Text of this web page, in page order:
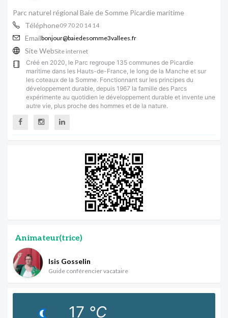
Parc naturel régional Baie de Somme Picardie maritime
Téléphone09 70 20 14 14
Emailbonjour@baiedesomme3vallees.fr
Site WebSite internet
Créé en 2020, le Parc regroupe 135 communes de Picardie
maritime dans les Hauts-de-France, le long de la Manche et sur
les coteaux de la Somme. Fonctionnant sur les principes du
développement durable, depuis 1967 la famille des Parcs
expérimente au quotidien le développement durable et invente une
autre vie, plus proche des hommes et de la nature.
Animateur(trice)
Isis Gosselin
Guide conférencier vacataire
17 °C